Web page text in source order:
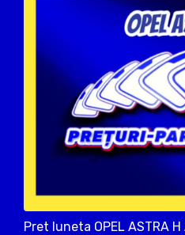
Pret luneta OPEL ASTRA